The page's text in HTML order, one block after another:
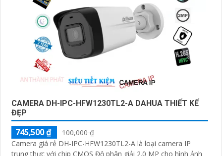
CAMERA DH-IPC-HFW1230TL2-A DAHUA THIẾT KẾ
ĐẸP
745,500 ₫
100,000 ₫
Camera giá rẻ DH-IPC-HFW1230TL2-A là loại camera IP
trung thực với chip CMOS Độ phân giải 2.0 MP cho hình ảnh